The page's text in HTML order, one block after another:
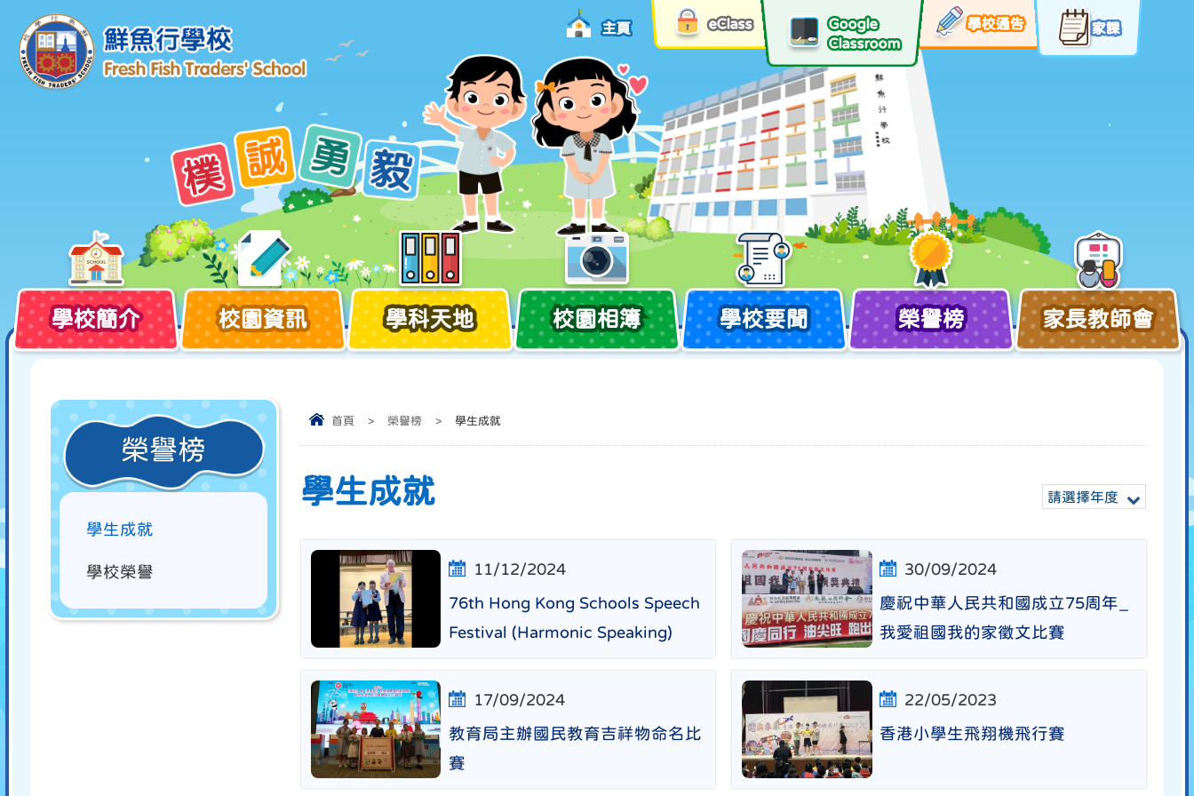
主頁 eClass Google
Classroom
學校通告 家課
學校簡介 校園資訊 學科天地 校園相簿 學校要聞 榮譽榜 家長教師會
首頁 > 榮譽榜 > 學生成就
學生成就 請選擇年度
11/12/2024
76th Hong Kong Schools Speech
Festival (Harmonic Speaking)
30/09/2024
慶祝中華人民共和國成立75周年_
我愛祖國我的家徵文比賽
17/09/2024
教育局主辦國民教育吉祥物命名比
賽
22/05/2023
香港小學生飛翔機飛行賽
榮譽榜
學生成就
學校榮譽